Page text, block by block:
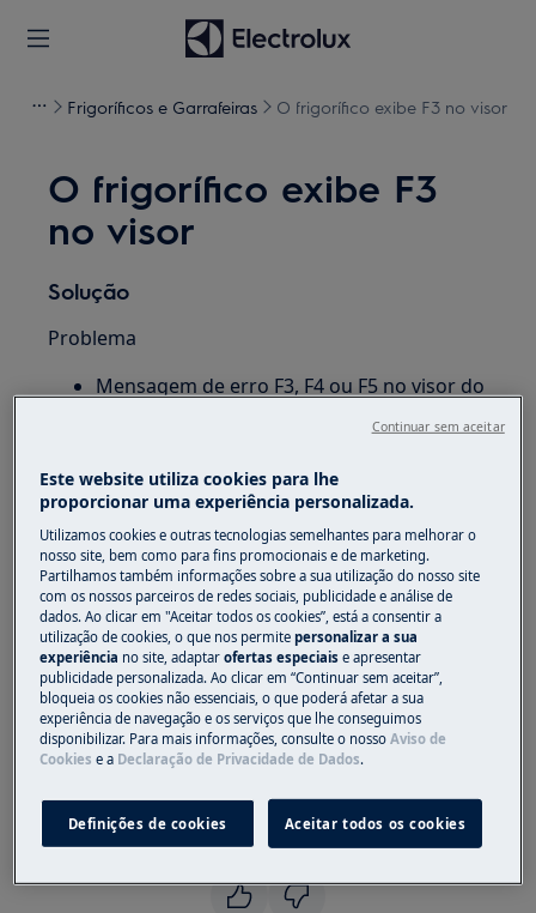
Frigoríficos e Garrafeiras O frigorífico exibe F3 no visor
O frigorífico exibe F3
no visor
Solução
Problema
Mensagem de erro F3, F4 ou F5 no visor do
Frigorífico
Resolução
1. Contacte um centro de assistência
autorizado.
A mensagem de erro F3, F4 ou F5 no visor indica
um problema com um sensor de temperatura
defeituoso.
técnico de assistência técnica.
Este artigo foi útil?
Este website utiliza cookies para lhe
proporcionar uma experiência personalizada.
Utilizamos cookies e outras tecnologias semelhantes para melhorar o
nosso site, bem como para fins promocionais e de marketing.
Partilhamos também informações sobre a sua utilização do nosso site
com os nossos parceiros de redes sociais, publicidade e análise de
dados. Ao clicar em "Aceitar todos os cookies”, está a consentir a
utilização de cookies, o que nos permitepersonalizar a sua
experiência no site, adaptarofertas especiaise apresentar
publicidade personalizada. Ao clicar em “Continuar sem aceitar”,
bloqueia os cookies não essenciais, o que poderá afetar a sua
experiência de navegação e os serviços que lhe conseguimos
disponibilizar. Para mais informações, consulte o nossoAviso de
Cookies e a Declaração de Privacidade de Dados.
Definições de cookies Aceitar todos os cookies
Continuar sem aceitar